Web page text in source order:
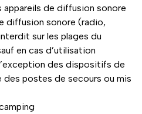
de diffusion sonore
diffusion sonore (radio,
sur les plages du
en cas d’utilisation
des dispositifs de
postes de secours ou mis